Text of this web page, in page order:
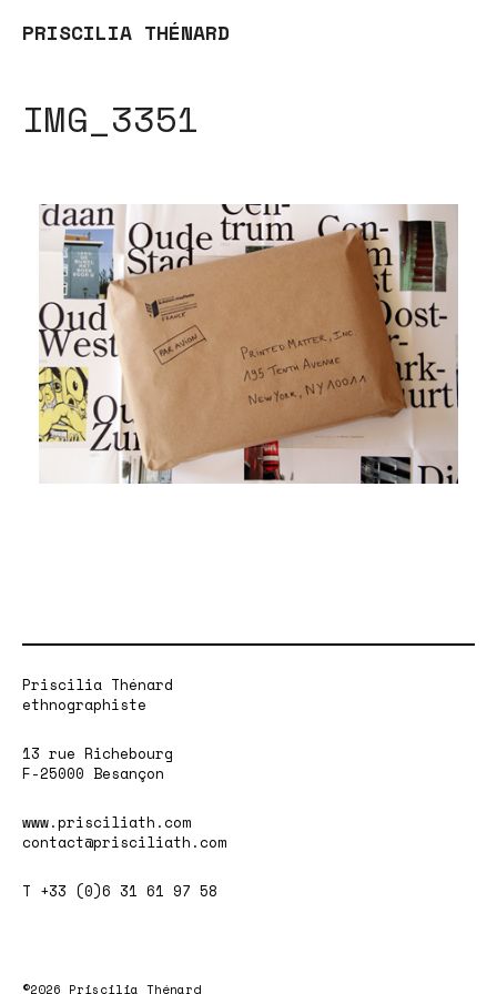
PRISCILIA THÉNARD
IMG_3351
Priscilia Thénard
ethnographiste
13 rue Richebourg
F-25000 Besançon
www.prisciliath.com
contact@prisciliath.com
T +33 (0)6 31 61 97 58
©2026 Priscilia Thénard